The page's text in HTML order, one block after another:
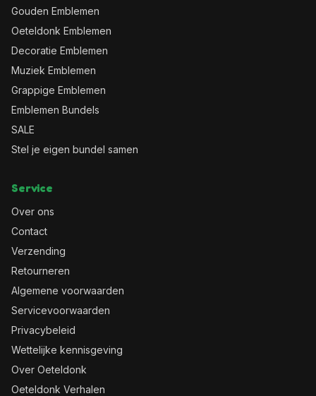
Gouden Emblemen
Oeteldonk Emblemen
Decoratie Emblemen
Muziek Emblemen
Grappige Emblemen
Emblemen Bundels
SALE
Stel je eigen bundel samen
Service
Over ons
Contact
Verzending
Retourneren
Algemene voorwaarden
Servicevoorwaarden
Privacybeleid
Wettelijke kennisgeving
Over Oeteldonk
Oeteldonk Verhalen